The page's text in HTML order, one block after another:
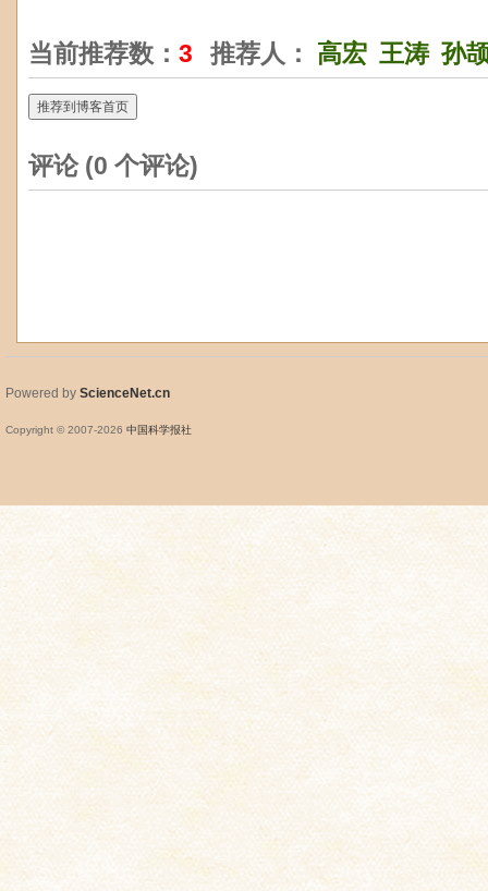
当前推荐数： 3 推荐人： 高宏 王涛 孙
推荐到博客首页
评论 (0 个评论)
Powered by ScienceNet.cn
Copyright © 2007-2026 中国科学报社